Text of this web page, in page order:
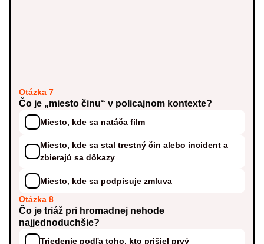
Otázka 7
Čo je „miesto činu“ v policajnom kontexte?
Miesto, kde sa natáča film
Miesto, kde sa stal trestný čin alebo incident a
zbierajú sa dôkazy
Miesto, kde sa podpisuje zmluva
Otázka 8
Čo je triáž pri hromadnej nehode
najjednoduchšie?
Triedenie podľa toho, kto prišiel prvý